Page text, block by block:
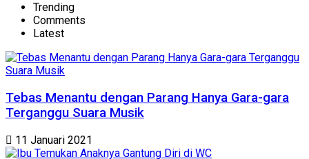
Trending
Comments
Latest
Tebas Menantu dengan Parang Hanya Gara-gara
Terganggu Suara Musik
11 Januari 2021